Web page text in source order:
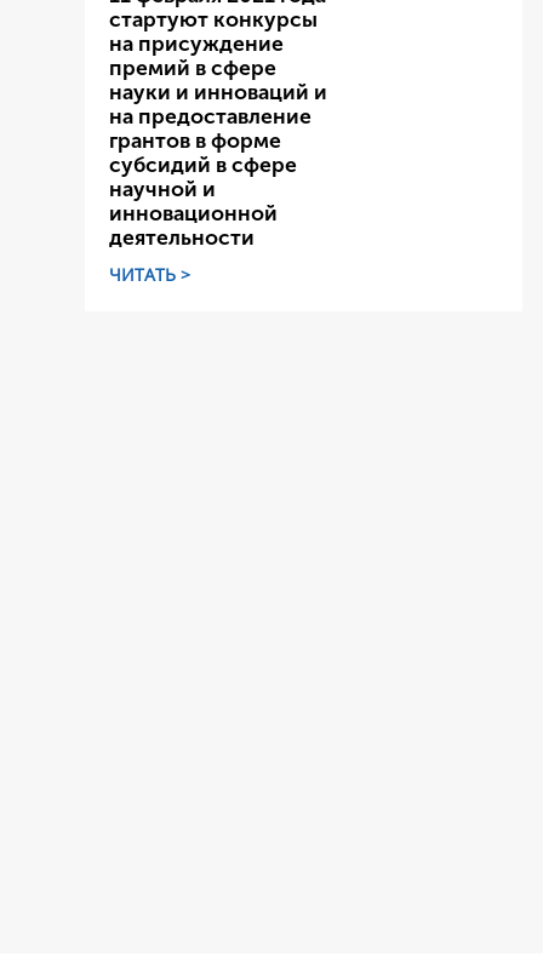
стартуют конкурсы
на присуждение
премий в сфере
науки и инноваций и
на предоставление
грантов в форме
субсидий в сфере
научной и
инновационной
деятельности
ЧИТАТЬ >